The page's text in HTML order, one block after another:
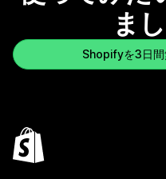
ま
Shopifyを3日間